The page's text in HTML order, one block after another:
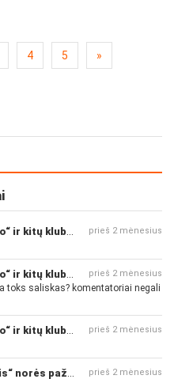
4 5 »
prieš 2 mėnesius
prieš 2 mėnesius
toks saliskas? komentatoriai negali
prieš 2 mėnesius
prieš 2 mėnesius